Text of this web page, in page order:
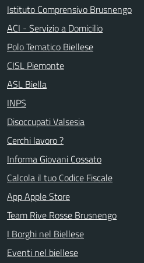
Istituto Comprensivo Brusnengo
ACI - Servizio a Domicilio
Polo Tematico Biellese
CISL Piemonte
ASL Biella
INPS
Disoccupati Valsesia
Cerchi lavoro ?
Informa Giovani Cossato
Calcola il tuo Codice Fiscale
App Apple Store
Team Rive Rosse Brusnengo
I Borghi nel Biellese
Eventi nel biellese